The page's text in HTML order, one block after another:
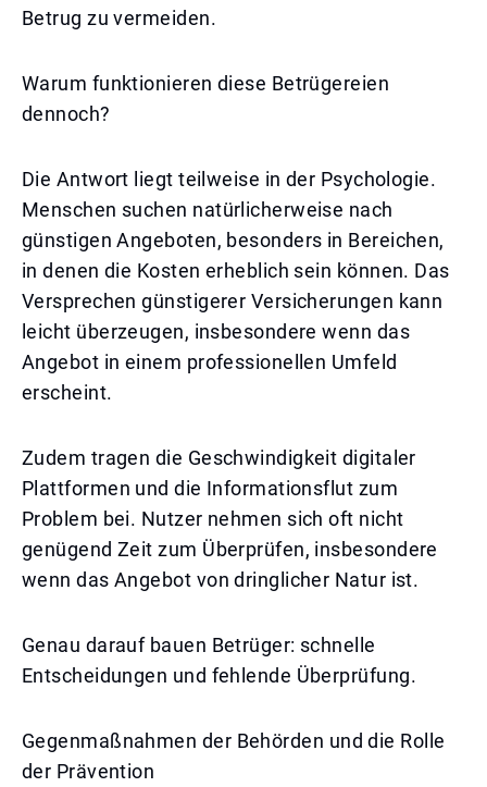
Betrug zu vermeiden.
Warum funktionieren diese Betrügereien
dennoch?
Die Antwort liegt teilweise in der Psychologie.
Menschen suchen natürlicherweise nach
günstigen Angeboten, besonders in Bereichen,
in denen die Kosten erheblich sein können. Das
Versprechen günstigerer Versicherungen kann
leicht überzeugen, insbesondere wenn das
Angebot in einem professionellen Umfeld
erscheint.
Zudem tragen die Geschwindigkeit digitaler
Plattformen und die Informationsflut zum
Problem bei. Nutzer nehmen sich oft nicht
genügend Zeit zum Überprüfen, insbesondere
wenn das Angebot von dringlicher Natur ist.
Genau darauf bauen Betrüger: schnelle
Entscheidungen und fehlende Überprüfung.
Gegenmaßnahmen der Behörden und die Rolle
der Prävention